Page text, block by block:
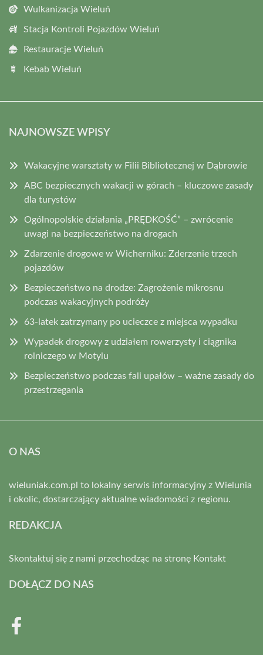
Wulkanizacja Wieluń
Stacja Kontroli Pojazdów Wieluń
Restauracje Wieluń
Kebab Wieluń
NAJNOWSZE WPISY
Wakacyjne warsztaty w Filii Bibliotecznej w Dąbrowie
ABC bezpiecznych wakacji w górach – kluczowe zasady
dla turystów
Ogólnopolskie działania „PRĘDKOŚĆ” – zwrócenie
uwagi na bezpieczeństwo na drogach
Zdarzenie drogowe w Wicherniku: Zderzenie trzech
pojazdów
Bezpieczeństwo na drodze: Zagrożenie mikrosnu
podczas wakacyjnych podróży
63-latek zatrzymany po ucieczce z miejsca wypadku
Wypadek drogowy z udziałem rowerzysty i ciągnika
rolniczego w Motylu
Bezpieczeństwo podczas fali upałów – ważne zasady do
przestrzegania
O NAS
wieluniak.com.pl to lokalny serwis informacyjny z Wielunia
i okolic, dostarczający aktualne wiadomości z regionu.
REDAKCJA
Skontaktuj się z nami przechodząc na stronę Kontakt
DOŁĄCZ DO NAS